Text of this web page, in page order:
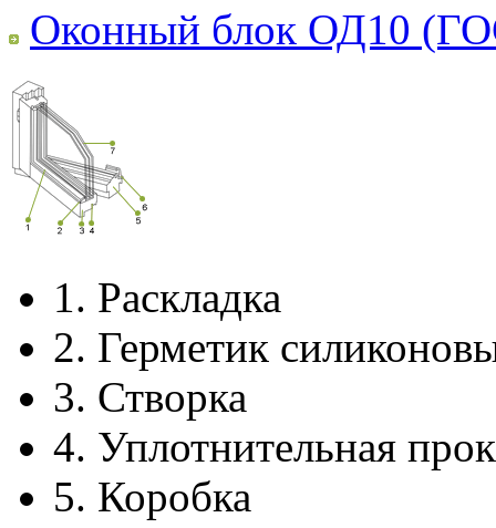
Оконный блок ОД10
1. Раскладка
2. Герметик
3. Створка
4. Уплотнительная
5. Коробка